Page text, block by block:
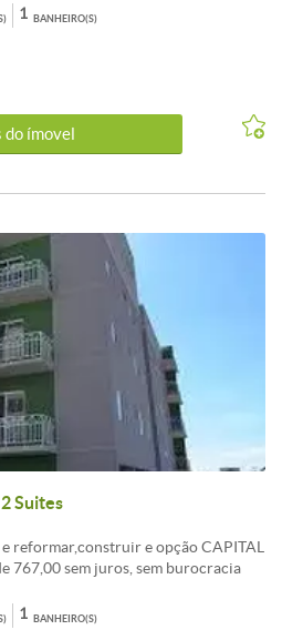
BRASIL. , AUTORIZADO PELO
não contemplado,
TR:( 31 ) 3495-5224 Celular:
BANHEIRO(S)
1
do ímovel
Suites
reformar,construir e opção CAPITAL
767,00 sem juros, sem burocracia
BRASIL. , AUTORIZADO PELO
não contemplado,
BANHEIRO(S)
1